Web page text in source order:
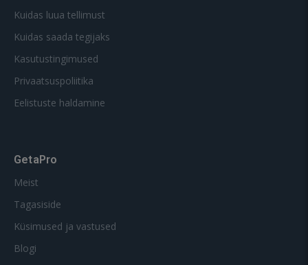
Kuidas luua tellimust
Kuidas saada tegijaks
Kasutustingimused
Privaatsuspoliitika
Eelistuste haldamine
GetaPro
Meist
Tagasiside
Küsimused ja vastused
Blogi